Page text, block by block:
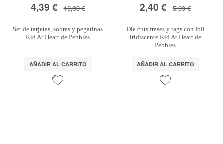
4,39 € 10,99 €
Set de tarjetas, sobres y pegatinas
Kid At Heart de Pebbles
AÑADIR AL CARRITO
2,40 € 5,99 €
Die cuts frases y tags con foil
iridiscente Kid At Heart de
Pebbles
AÑADIR AL CARRITO